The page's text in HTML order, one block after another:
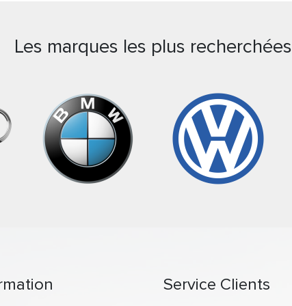
Les marques les plus recherchées
Service Clients